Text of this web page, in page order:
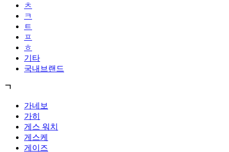
ㅊ
ㅋ
ㅌ
ㅍ
ㅎ
기타
국내브랜드
ㄱ
가네보
가히
게스 워치
게스케
게이즈